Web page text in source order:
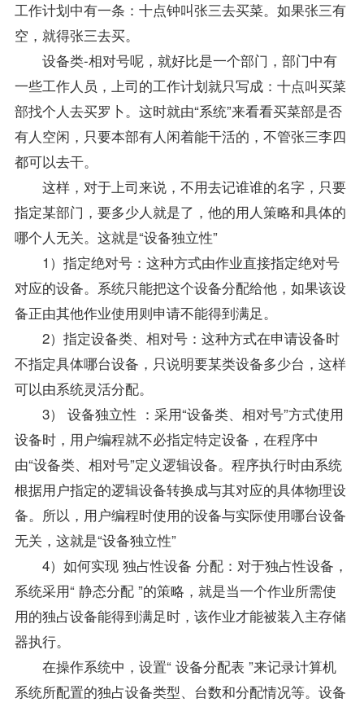
工作计划中有一条：十点钟叫张三去买菜。如果张三有
空，就得张三去买。
设备类-相对号呢，就好比是一个部门，部门中有
一些工作人员，上司的工作计划就只写成：十点叫买菜
部找个人去买罗卜。这时就由“系统”来看看买菜部是否
有人空闲，只要本部有人闲着能干活的，不管张三李四
都可以去干。
这样，对于上司来说，不用去记谁谁的名字，只要
指定某部门，要多少人就是了，他的用人策略和具体的
哪个人无关。这就是“设备独立性”
1）指定绝对号：这种方式由作业直接指定绝对号
对应的设备。系统只能把这个设备分配给他，如果该设
备正由其他作业使用则申请不能得到满足。
2）指定设备类、相对号：这种方式在申请设备时
不指定具体哪台设备，只说明要某类设备多少台，这样
可以由系统灵活分配。
3） 设备独立性 ：采用“设备类、相对号”方式使用
设备时，用户编程就不必指定特定设备，在程序中
由“设备类、相对号”定义逻辑设备。程序执行时由系统
根据用户指定的逻辑设备转换成与其对应的具体物理设
备。所以，用户编程时使用的设备与实际使用哪台设备
无关，这就是“设备独立性”
4）如何实现 独占性设备 分配：对于独占性设备，
系统采用“ 静态分配 ”的策略，就是当一个作业所需使
用的独占设备能得到满足时，该作业才能被装入主存储
器执行。
在操作系统中，设置“ 设备分配表 ”来记录计算机
系统所配置的独占设备类型、台数和分配情况等。设备